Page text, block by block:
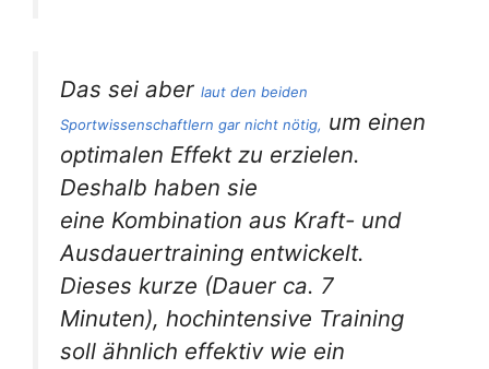
Das sei aber laut den beiden
Sportwissenschaftlern gar nicht nötig, um einen
optimalen Effekt zu erzielen.
Deshalb haben sie
eine Kombination aus Kraft- und
Ausdauertraining entwickelt.
Dieses kurze (Dauer ca. 7
Minuten), hochintensive Training
soll ähnlich effektiv wie ein